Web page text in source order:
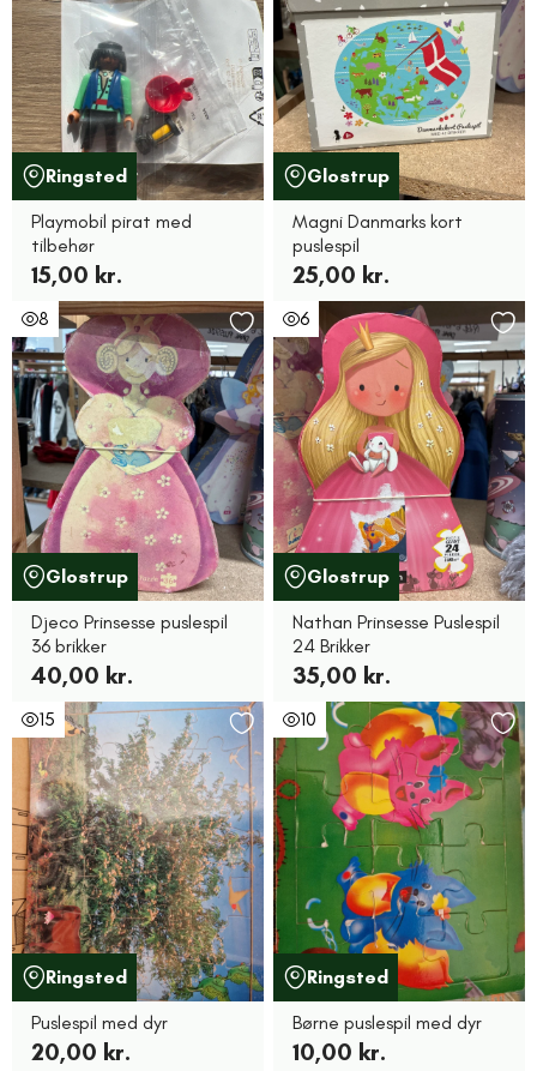
Ringsted
Playmobil pirat med
tilbehør
15,00 kr.
Glostrup
Magni Danmarks kort
puslespil
25,00 kr.
8
Glostrup
Djeco Prinsesse puslespil
36 brikker
40,00 kr.
6
Glostrup
Nathan Prinsesse Puslespil
24 Brikker
35,00 kr.
15
Ringsted
Puslespil med dyr
20,00 kr.
10
Ringsted
Børne puslespil med dyr
10,00 kr.